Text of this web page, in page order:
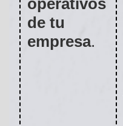
de tu
empresa.